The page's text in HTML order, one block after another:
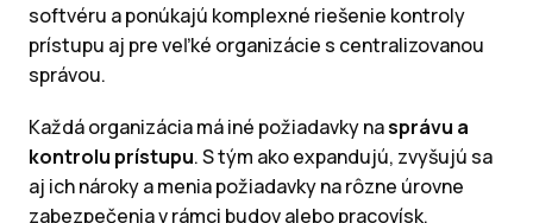
softvéru a ponúkajú komplexné riešenie kontroly
prístupu aj pre veľké organizácie s centralizovanou
správou.
Každá organizácia má iné požiadavky nasprávu a
kontrolu prístupu. S tým ako expandujú, zvyšujú sa
aj ich nároky a menia požiadavky na rôzne úrovne
zabezpečenia v rámci budov alebo pracovísk.